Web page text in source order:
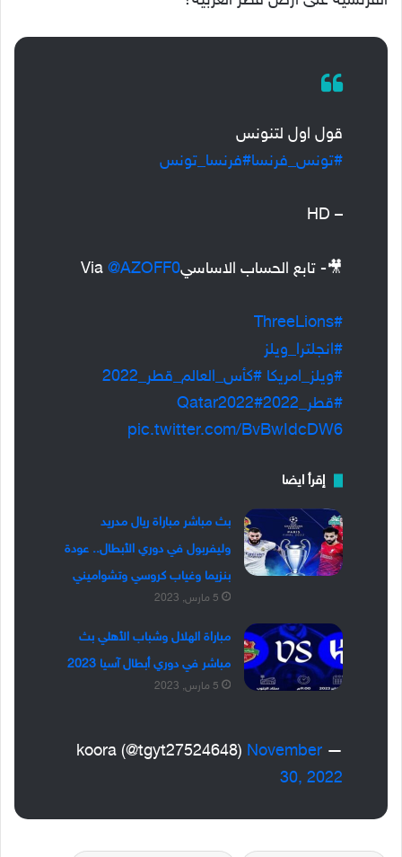
قول اول لتنونس
#تونس_فرنسا#فرنسا_تونس
– HD
🎥- تابع الحساب الاساسيVia@AZOFF0
#ThreeLions
#انجلترا_ويلز
#ويلز_امريكا #كأس_العالم_قطر_2022
#قطر_2022
#Qatar2022
pic.twitter.com/BvBwIdcDW6
إقرأ ايضا
بث مباشر مباراة ريال مدريد
وليفربول في دوري الأبطال.. عودة
بنزيما وغياب كروسي وتشواميني
5 مارس, 2023
مباراة الهلال وشباب الأهلي بث
مباشر في دوري أبطال آسيا 2023
5 مارس, 2023
— koora (@tgyt27524648)
November
30, 2022